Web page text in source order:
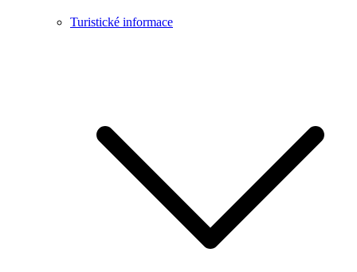
Turistické informace